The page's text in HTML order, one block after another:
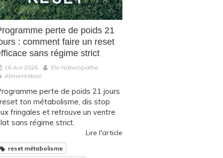
perte de poids 21
: comment faire un reset
sans régime strict
16 Avr 2026
Elo Naturopathe
Alimentation
perte de poids 21 jours
ton métabolisme, dis stop
fringales et retrouve un ventre
sans régime strict.
Lire l'article
reset métabolisme